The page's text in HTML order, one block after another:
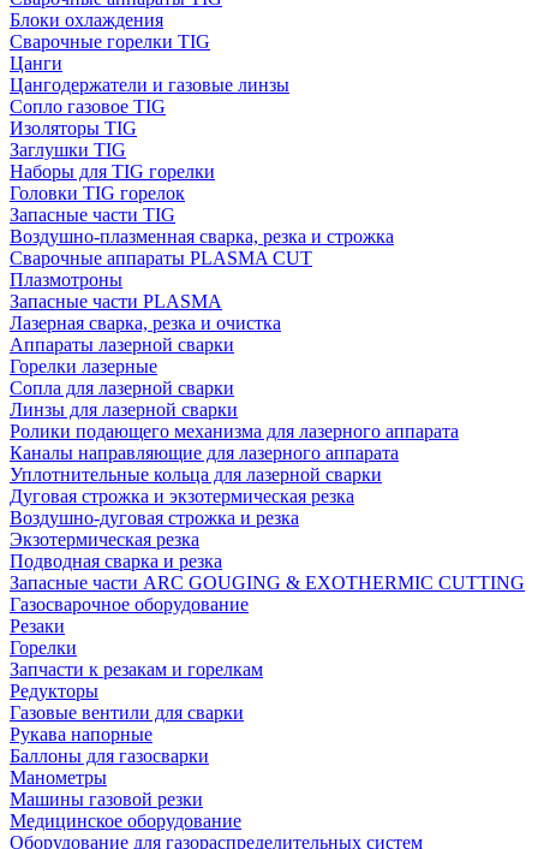
Блоки охлаждения
Сварочные горелки TIG
Цанги
Цангодержатели и газовые линзы
Сопло газовое TIG
Изоляторы TIG
Заглушки TIG
Наборы для TIG горелки
Головки TIG горелок
Запасные части TIG
Воздушно-плазменная сварка, резка и строжка
Сварочные аппараты PLASMA CUT
Плазмотроны
Запасные части PLASMA
Лазерная сварка, резка и очистка
Аппараты лазерной сварки
Горелки лазерные
Сопла для лазерной сварки
Линзы для лазерной сварки
Ролики подающего механизма для лазерного аппарата
Каналы направляющие для лазерного аппарата
Уплотнительные кольца для лазерной сварки
Дуговая строжка и экзотермическая резка
Воздушно-дуговая строжка и резка
Экзотермическая резка
Подводная сварка и резка
Запасные части ARC GOUGING & EXOTHERMIC CUTTING
Газосварочное оборудование
Резаки
Горелки
Запчасти к резакам и горелкам
Редукторы
Газовые вентили для сварки
Рукава напорные
Баллоны для газосварки
Манометры
Машины газовой резки
Медицинское оборудование
Оборудование для газораспределительных систем